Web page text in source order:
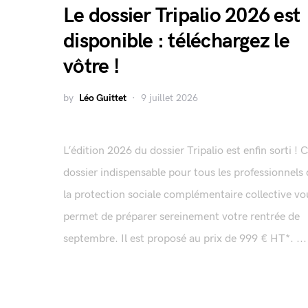
Le dossier Tripalio 2026 est
disponible : téléchargez le
vôtre !
by Léo Guittet 9 juillet 2026
L’édition 2026 du dossier Tripalio est enfin sorti !
dossier indispensable pour tous les professionnels
la protection sociale complémentaire collective
permet de préparer sereinement votre rentrée de
septembre. Il est proposé au prix de 999 € HT*. ...